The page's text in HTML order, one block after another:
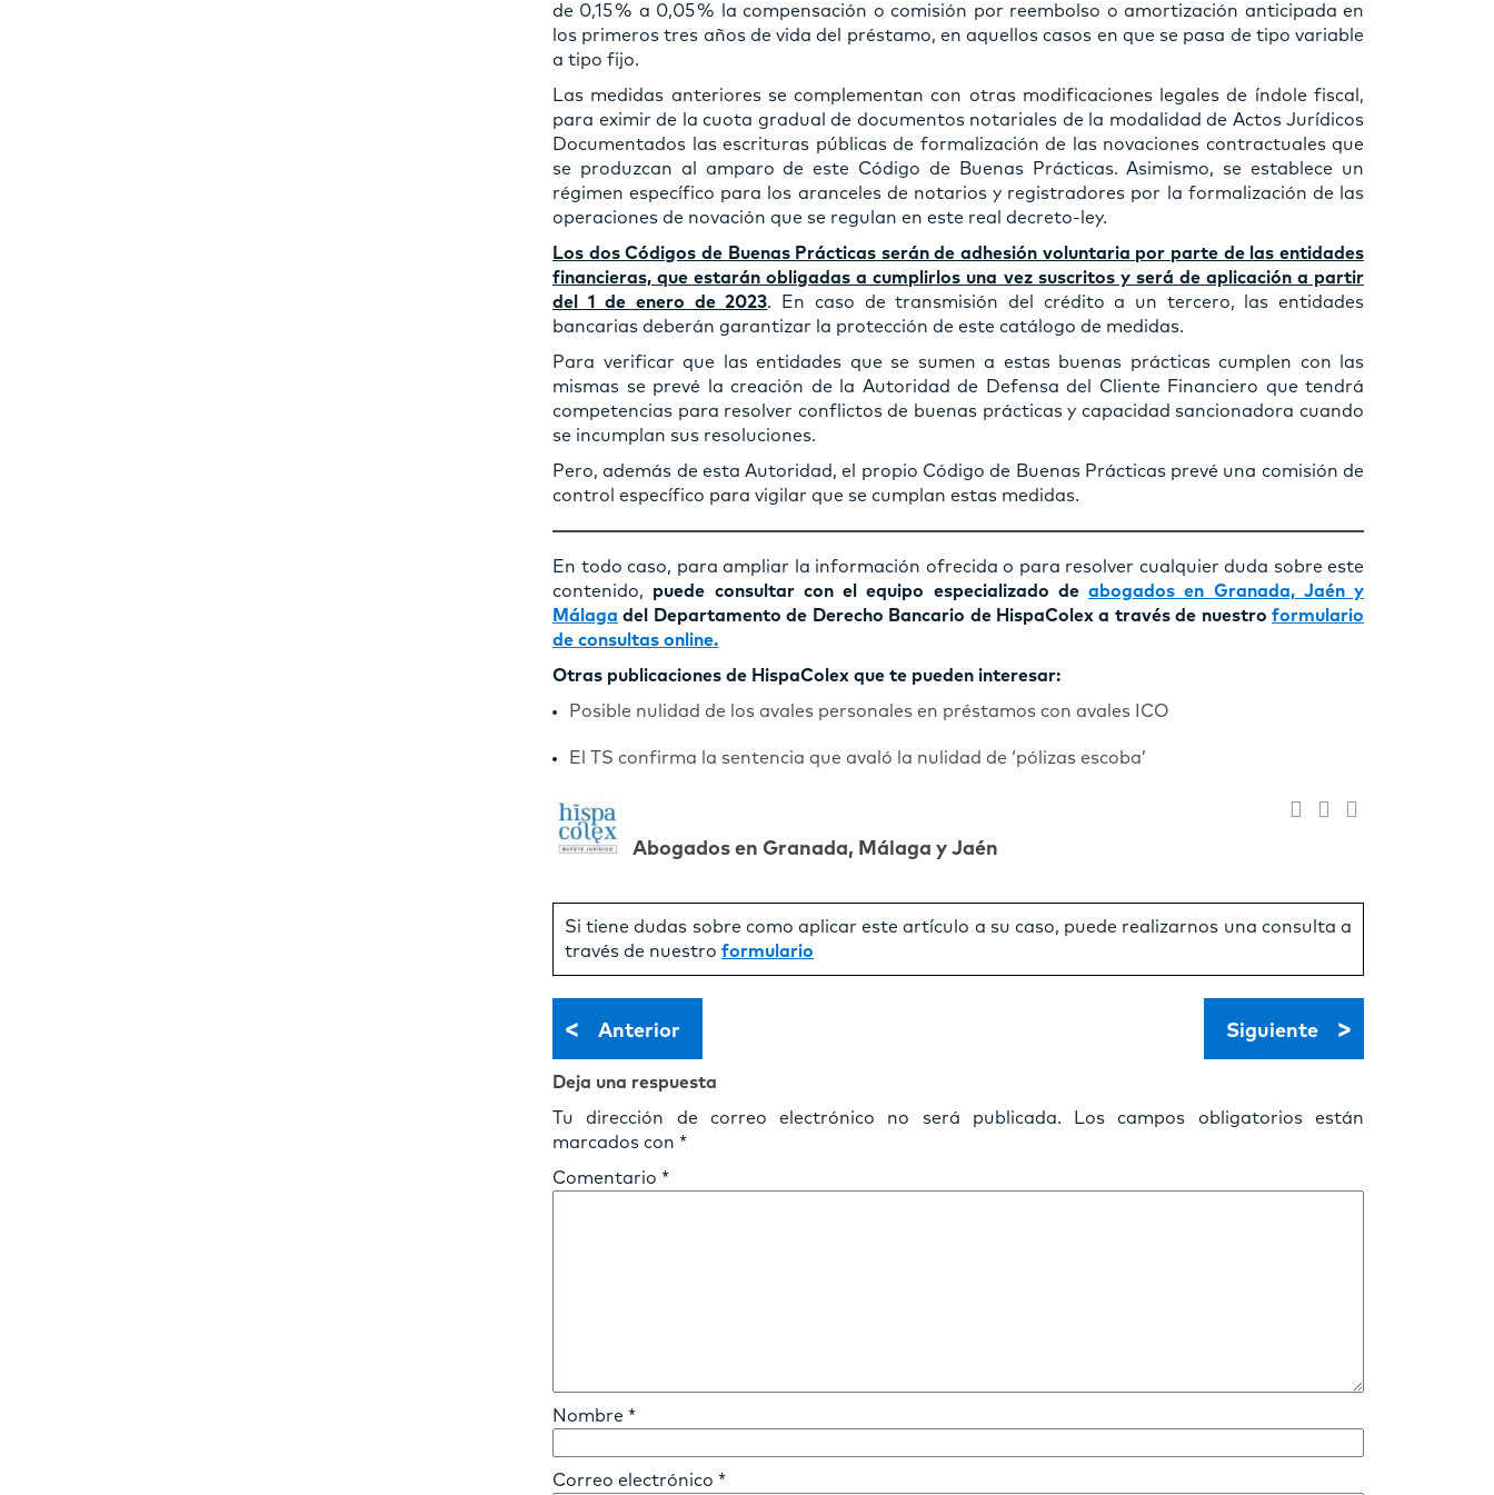
de 0,15 % a 0,05 % la compensación o comisión por reembolso o amortización anticipada en
los primeros tres años de vida del préstamo, en aquellos casos en que se pasa de tipo variable
a tipo fijo.
Las medidas anteriores se complementan con otras modificaciones legales de índole fiscal,
para eximir de la cuota gradual de documentos notariales de la modalidad de Actos Jurídicos
Documentados las escrituras públicas de formalización de las novaciones contractuales que
se produzcan al amparo de este Código de Buenas Prácticas. Asimismo, se establece un
régimen específico para los aranceles de notarios y registradores por la formalización de las
operaciones de novación que se regulan en este real decreto-ley.
Los dos Códigos de Buenas Prácticas serán de adhesión voluntaria por parte de las entidades
financieras, que estarán obligadas a cumplirlos una vez suscritos y será de aplicación a partir
del 1 de enero de 2023. En caso de transmisión del crédito a un tercero, las entidades
bancarias deberán garantizar la protección de este catálogo de medidas.
Para verificar que las entidades que se sumen a estas buenas prácticas cumplen con las
mismas se prevé la creación de la Autoridad de Defensa del Cliente Financiero que tendrá
competencias para resolver conflictos de buenas prácticas y capacidad sancionadora cuando
se incumplan sus resoluciones.
Pero, además de esta Autoridad, el propio Código de Buenas Prácticas prevé una comisión de
control específico para vigilar que se cumplan estas medidas.
En todo caso, para ampliar la información ofrecida o para resolver cualquier duda sobre este
contenido, puede consultar con el equipo especializado de abogados en Granada, Jaén y
Málaga del Departamento de Derecho Bancario de HispaColex a través de nuestro formulario
de consultas online.
Otras publicaciones de HispaColex que te pueden interesar:
Posible nulidad de los avales personales en préstamos con avales ICO
El TS confirma la sentencia que avaló la nulidad de ‘pólizas escoba’
Abogados en Granada, Málaga y Jaén
Si tiene dudas sobre como aplicar este artículo a su caso, puede realizarnos una consulta a
través de nuestro formulario
< Anterior Siguiente >
Deja una respuesta
Tu dirección de correo electrónico no será publicada.
Los campos obligatorios están
marcados con *
Comentario *
Nombre *
Correo electrónico *